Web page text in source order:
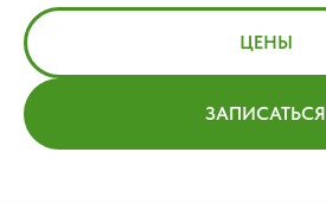
ЦЕНЫ
ЗАПИСАТЬСЯ